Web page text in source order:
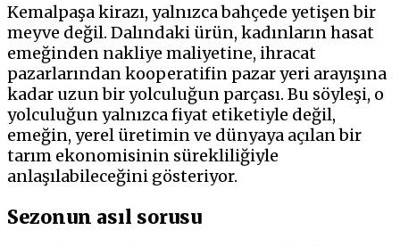
Kemalpaşa kirazı, yalnızca bahçede yetişen bir
meyve değil. Dalındaki ürün, kadınların hasat
emeğinden nakliye maliyetine, ihracat
pazarlarından kooperatifin pazar yeri arayışına
kadar uzun bir yolculuğun parçası. Bu söyleşi, o
yolculuğun yalnızca fiyat etiketiyle değil,
emeğin, yerel üretimin ve dünyaya açılan bir
tarım ekonomisinin sürekliliğiyle
anlaşılabileceğini gösteriyor.
Sezonun asıl sorusu